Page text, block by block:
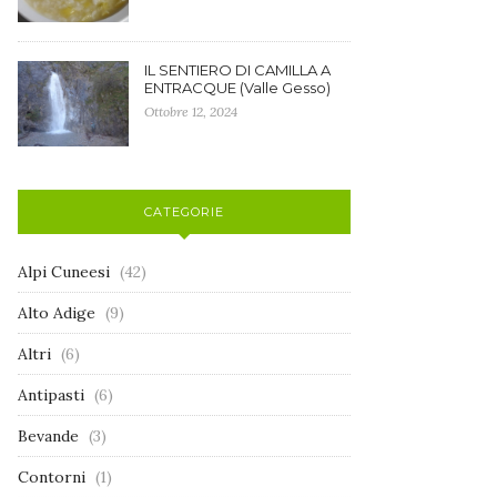
IL SENTIERO DI CAMILLA A
ENTRACQUE (Valle Gesso)
Ottobre 12, 2024
CATEGORIE
Alpi Cuneesi (42)
Alto Adige (9)
Altri (6)
Antipasti (6)
Bevande (3)
Contorni (1)